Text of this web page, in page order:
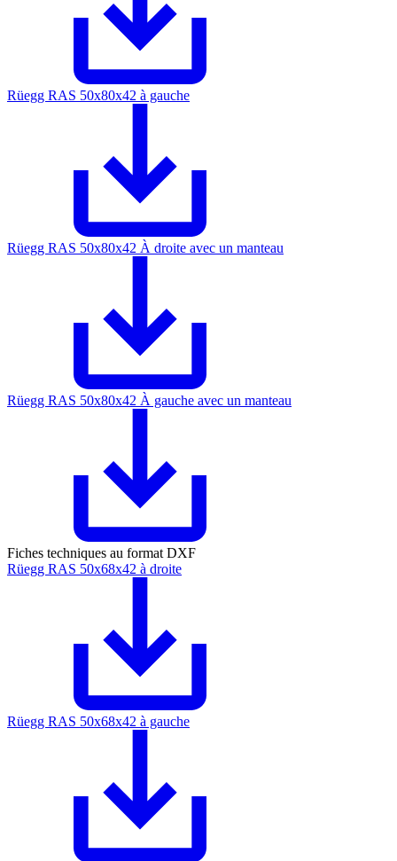
Rüegg RAS 50x80x42 à gauche
Rüegg RAS 50x80x42 À droite avec un manteau
Rüegg RAS 50x80x42 À gauche avec un manteau
Fiches techniques au format DXF
Rüegg RAS 50x68x42 à droite
Rüegg RAS 50x68x42 à gauche